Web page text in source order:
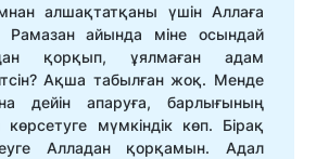
алшақтатқаны үшін Аллаға
Рамазан айында міне осындай
қорқып, ұялмаған адам
Ақша табылған жоқ. Менде
дейін апаруға, барлығының
көрсетуге мүмкіндік көп. Бірақ
Алладан қорқамын. Адал